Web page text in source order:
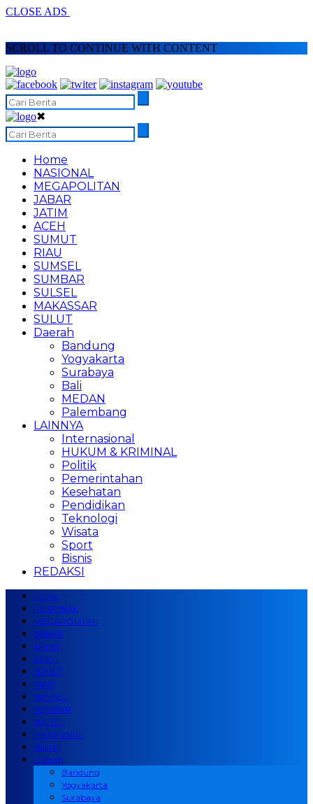
CLOSE ADS
SCROLL TO CONTINUE WITH CONTENT
✖
Home
NASIONAL
MEGAPOLITAN
JABAR
JATIM
ACEH
SUMUT
RIAU
SUMSEL
SUMBAR
SULSEL
MAKASSAR
SULUT
Daerah
Bandung
Yogyakarta
Surabaya
Bali
MEDAN
Palembang
LAINNYA
Internasional
HUKUM & KRIMINAL
Politik
Pemerintahan
Kesehatan
Pendidikan
Teknologi
Wisata
Sport
Bisnis
REDAKSI
Home
NASIONAL
MEGAPOLITAN
JABAR
JATIM
ACEH
SUMUT
RIAU
SUMSEL
SUMBAR
SULSEL
MAKASSAR
SULUT
Daerah
Bandung
Yogyakarta
Surabaya